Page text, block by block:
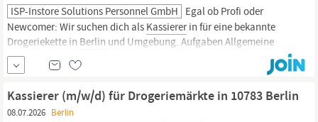
ISP-Instore Solutions Personnel GmbH Egal ob Profi oder
Newcomer: Wir suchen dich als Kassiererin für eine bekannte
Drogeriekette in Berlin und Umgebung. Aufgaben Allgemeine
Kassen- und Verkaufstätigkeiten Ordnung & Sauberkeit im
Kassenbereich Qualifikation Teamfähigkeit & Zuverlässigkeit
Gute Deutschkenntnisse & sicherer Umgang mit Zahlen
Mindestens 18 Jahre...
Kassierer (m/w/d) für Drogeriemärkte in 10783 Berlin
08.07.2026 Berlin